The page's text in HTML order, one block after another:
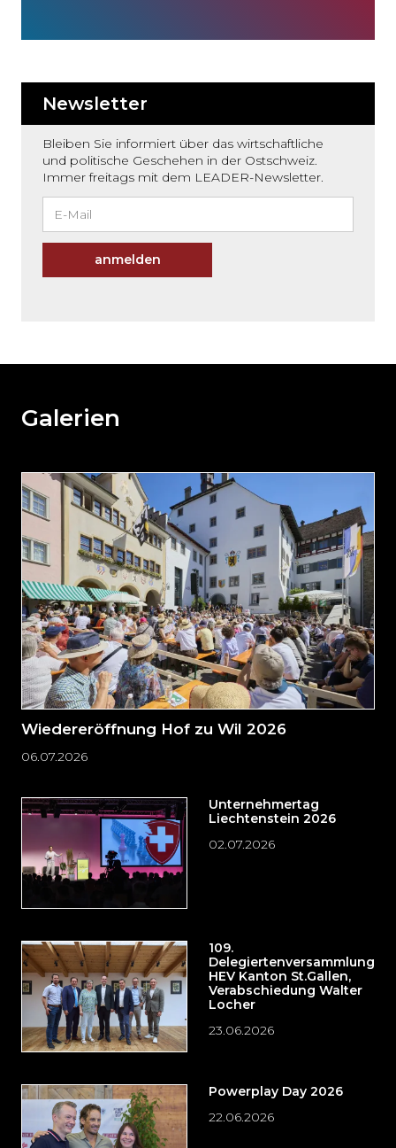
Newsletter
Bleiben Sie informiert über das wirtschaftliche
und politische Geschehen in der Ostschweiz.
Immer freitags mit dem LEADER-Newsletter.
anmelden
weiteren
und
direkt
zum
Seitenende
springen?
Galerien
Wiedereröffnung Hof zu Wil 2026
06.07.2026
Unternehmertag
Liechtenstein 2026
02.07.2026
109.
Delegiertenversammlung
HEV Kanton St.Gallen,
Verabschiedung Walter
Locher
23.06.2026
Powerplay Day 2026
22.06.2026